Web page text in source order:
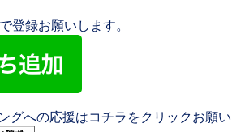
登録お願いします。
グへの応援はコチラをクリックお願い